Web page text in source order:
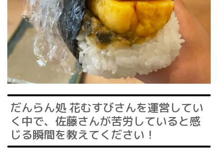
だんらん処 花むすびさんを運営してい
く中で、佐藤さんが苦労していると感
じる瞬間を教えてください！